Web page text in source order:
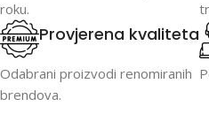
roku.
Provjerena kvaliteta
Odabrani proizvodi renomiranih
brendova.